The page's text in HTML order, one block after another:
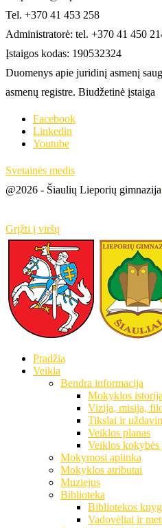
Tel. +370 41 453 258
Administratorė: tel. +370 41 450
Įstaigos kodas: 190532324
Duomenys apie juridinį asmenį
asmenų registre. Biudžetinė įstaiga
Facebook
Linkedin
Youtube
Svetainės medis
@2026 - Šiaulių Lieporių gimnazija
Grįžti į viršų
Pradžia
Veikla
Bendra informacija
Mokyklos istorija
Vizija, misija,
Tikslai ir
Veiklos planas
Veiklos
Mokymosi aplinka
Mokyklos atributai
Muziejus
Biblioteka
Bibliotekos
Vadovėliai ir